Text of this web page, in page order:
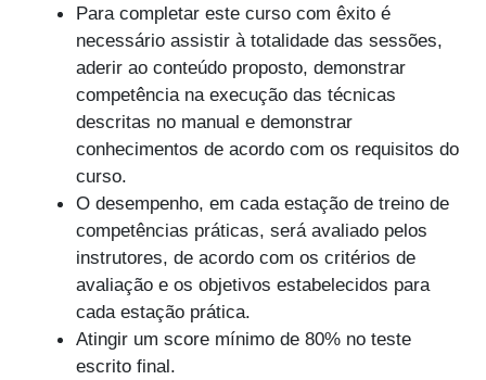
Para completar este curso com êxito é
necessário assistir à totalidade das sessões,
aderir ao conteúdo proposto, demonstrar
competência na execução das técnicas
descritas no manual e demonstrar
conhecimentos de acordo com os requisitos do
curso.
O desempenho, em cada estação de treino de
competências práticas, será avaliado pelos
instrutores, de acordo com os critérios de
avaliação e os objetivos estabelecidos para
cada estação prática.
Atingir um score mínimo de 80% no teste
escrito final.